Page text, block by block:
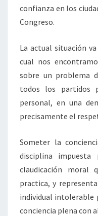
confianza en los
Congreso.
La actual situación
cual nos
sobre un problema
todos los partidos
personal, en una
precisamente el
Someter la
disciplina
claudicación moral
practica, y
individual intolerable
conciencia plena con